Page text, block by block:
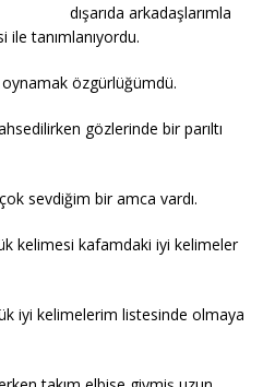
dışarıda arkadaşlarımla
tanımlanıyordu.
özgürlüğümdü.
gözlerinde bir parıltı
sevdiğim bir amca vardı.
kelimesi kafamdaki iyi kelimeler
iyi kelimelerim listesinde olmaya